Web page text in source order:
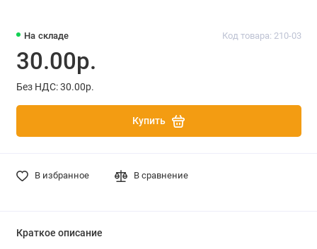
На складе Код товара: 210-03
30.00р.
Без НДС: 30.00р.
Купить
В избранное В сравнение
Краткое описание